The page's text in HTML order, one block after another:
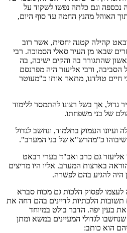
נכספה וגם כלתה נפשו לשקוד על
האוהל מהנץ החמה עד סוף היום,
קהילה קטנה יחסית, אשר רוב
שבאו מן העיר סאלי הסמוכה. רבי
שהתגורר בה והקים ישיבה, בה
הסביבה, ורבי אליעזר היה מפרנסם
חיים טולדנו, מתאר אותו כ"מעוטר
גדול, אך בשל רצונו להתמסר ללימוד
של בני משפחתו.
ועיונו העמוק בתלמוד, ונחשב לגדול
כ"מהרש"א של בני המערב".
אליעזר גם כרב ואב"ד בערי רבאט
בארצות המערב. אליו היו מריצים
היה להגיע בהם לפשרה.
לעצמו לפסוק הלכות גם מכוח סברא
תשובות הלכתיות לדיינים בהם דחה את
בעין יפה. הדבר בולט במיוחד
לגדולי המעיינים במשא ומתן
הוא כותב: